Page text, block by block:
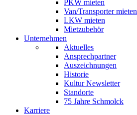
PKW mieten
Van/Transporter mieten
LKW mieten
Mietzubehör
Unternehmen
Aktuelles
Ansprechpartner
Auszeichnungen
Historie
Kultur Newsletter
Standorte
75 Jahre Schmolck
Karriere